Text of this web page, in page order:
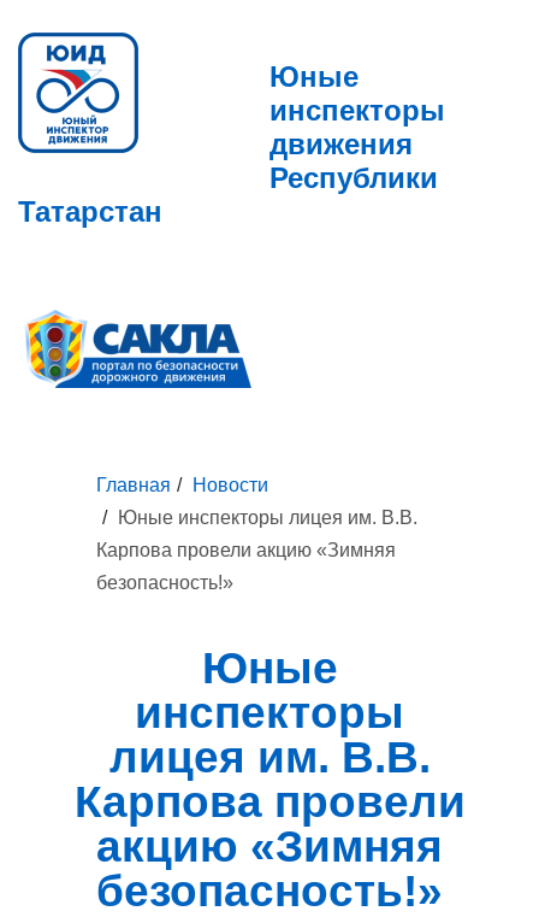
Юные
инспекторы
движения
Республики
Татарстан
Главная
Новости
Юные инспекторы лицея им. В.В.
Карпова провели акцию «Зимняя
безопасность!»
Юные
инспекторы
лицея им. В.В.
Карпова провели
акцию «Зимняя
безопасность!»